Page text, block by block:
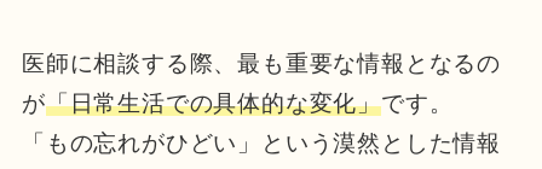
医師に相談する際、最も重要な情報となるの
が「日常生活での具体的な変化」です。
「もの忘れがひどい」という漠然とした情報